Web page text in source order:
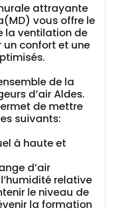
attrayante
vous offre le
la ventilation de
confort et une
de la
d’air Aldes.
de mettre
suivants:
à haute et
d’air
relative
le niveau de
la formation